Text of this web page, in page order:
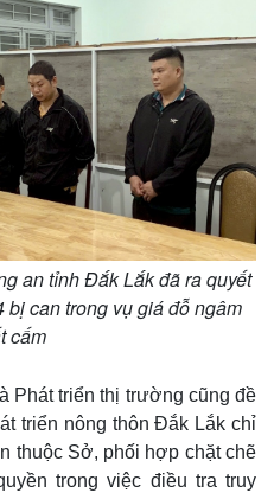
an tỉnh Đắk Lắk đã ra quyết
bị can trong vụ giá đỗ ngâm
cấm
Phát triển thị trường cũng đề
triển nông thôn Đắk Lắk chỉ
thuộc Sở, phối hợp chặt chẽ
trong việc điều tra truy